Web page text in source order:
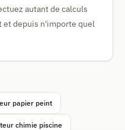
autant de calculs
et depuis n'importe quel
papier peint
chimie piscine